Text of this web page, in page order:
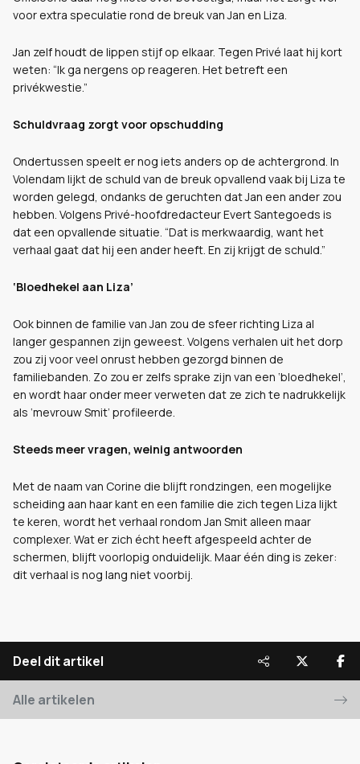
voor extra speculatie rond de breuk van Jan en Liza.
Jan zelf houdt de lippen stijf op elkaar. Tegen Privé laat hij kort
weten: “Ik ga nergens op reageren. Het betreft een
privékwestie.”
Schuldvraag zorgt voor opschudding
Ondertussen speelt er nog iets anders op de achtergrond. In
Volendam lijkt de schuld van de breuk opvallend vaak bij Liza te
worden gelegd, ondanks de geruchten dat Jan een ander zou
hebben. Volgens Privé-hoofdredacteur Evert Santegoeds is
dat een opvallende situatie. “Dat is merkwaardig, want het
verhaal gaat dat hij een ander heeft. En zij krijgt de schuld.”
‘Bloedhekel aan Liza’
Ook binnen de familie van Jan zou de sfeer richting Liza al
langer gespannen zijn geweest. Volgens verhalen uit het dorp
zou zij voor veel onrust hebben gezorgd binnen de
familiebanden. Zo zou er zelfs sprake zijn van een ‘bloedhekel’,
en wordt haar onder meer verweten dat ze zich te nadrukkelijk
als ‘mevrouw Smit’ profileerde.
Steeds meer vragen, weinig antwoorden
Met de naam van Corine die blijft rondzingen, een mogelijke
scheiding aan haar kant en een familie die zich tegen Liza lijkt
te keren, wordt het verhaal rondom Jan Smit alleen maar
complexer. Wat er zich écht heeft afgespeeld achter de
schermen, blijft voorlopig onduidelijk. Maar één ding is zeker:
dit verhaal is nog lang niet voorbij.
Deel dit artikel
Alle artikelen